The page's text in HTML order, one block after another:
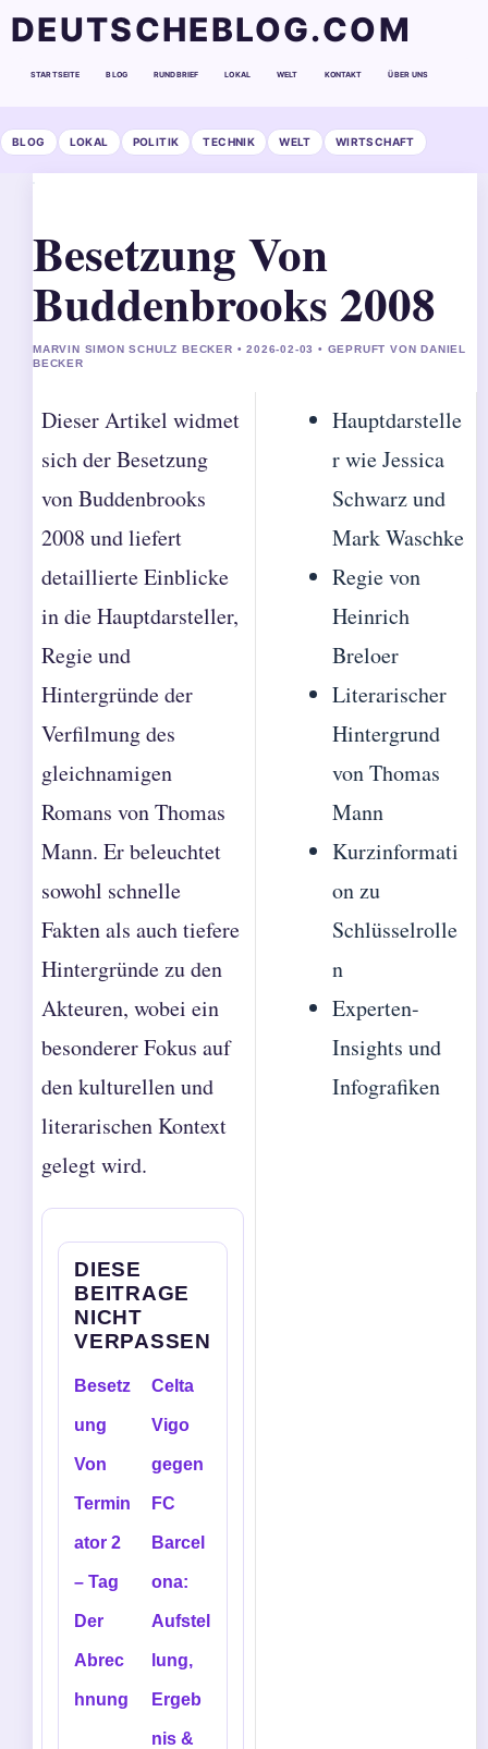
DEUTSCHEBLOG.COM
STARTSEITE BLOG RUNDBRIEF LOKAL WELT KONTAKT ÜBER UNS
BLOG LOKAL POLITIK TECHNIK WELT WIRTSCHAFT
Besetzung Von
Buddenbrooks 2008
MARVIN SIMON SCHULZ BECKER • 2026-02-03 • GEPRUFT VON DANIEL
BECKER
Dieser Artikel widmet
sich der Besetzung
von Buddenbrooks
2008 und liefert
detaillierte Einblicke
in die Hauptdarsteller,
Regie und
Hintergründe der
Verfilmung des
gleichnamigen
Romans von Thomas
Mann. Er beleuchtet
sowohl schnelle
Fakten als auch tiefere
Hintergründe zu den
Akteuren, wobei ein
besonderer Fokus auf
den kulturellen und
literarischen Kontext
gelegt wird.
DIESE
BEITRAGE
NICHT
VERPASSEN
Besetz
ung
Von
Termin
ator 2
– Tag
Der
Abrec
hnung
Celta
Vigo
gegen
FC
Barcel
ona:
Aufstel
lung,
Ergeb
nis &
Hauptdarstelle
r wie Jessica
Schwarz und
Mark Waschke
Regie von
Heinrich
Breloer
Literarischer
Hintergrund
von Thomas
Mann
Kurzinformati
on zu
Schlüsselrolle
n
Experten-
Insights und
Infografiken